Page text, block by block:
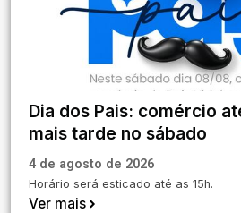
Dia dos Pais: comércio
mais tarde no sábado
4 de agosto de 2026
Horário será esticado até as 15h.
Ver mais